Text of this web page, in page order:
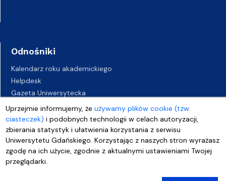
Uprzejmie informujemy, żeużywamy plików cookie (tzw.
ciasteczek) i podobnych technologii w celach autoryzacji,
zbierania statystyk i ułatwienia korzystania z serwisu
Uniwersytetu Gdańskiego. Korzystając z naszych stron wyrażasz
zgodę na ich użycie, zgodnie z aktualnymi ustawieniami Twojej
przeglądarki.
Odnośniki
Kalendarz roku akademickiego
Helpdesk
Gazeta Uniwersytecka
Kampusy UG
Biuro Karier UG
Oferty pracy
Deklaracja dostępności